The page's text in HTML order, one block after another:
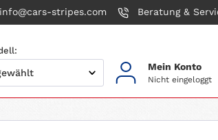
info@cars-stripes.com Beratung &
Mein Konto
Nicht eingeloggt